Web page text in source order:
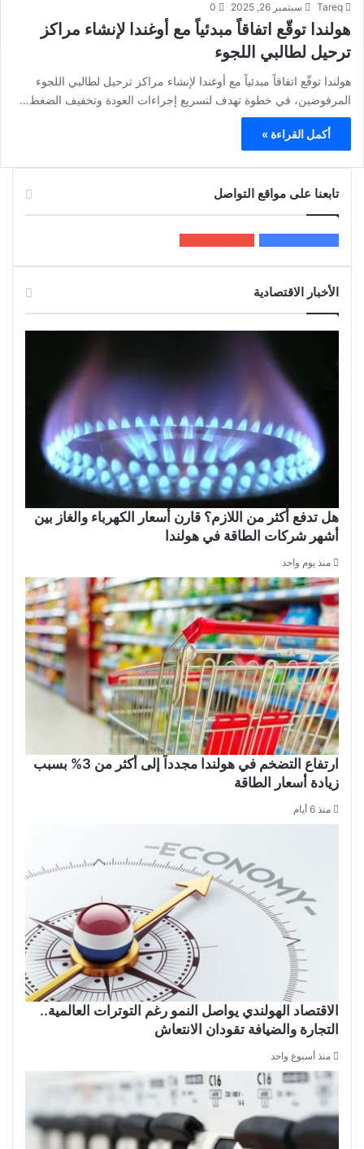
Tareq سبتمبر 26, 2025 0
هولندا توقّع اتفاقاً مبدئياً مع أوغندا لإنشاء مراكز
ترحيل لطالبي اللجوء
هولندا توقّع اتفاقاً مبدئياً مع أوغندا لإنشاء مراكز ترحيل لطالبي اللجوء
المرفوضين، في خطوة تهدف لتسريع إجراءات العودة وتخفيف الضغط…
أكمل القراءة »
تابعنا على مواقع التواصل
الأخبار الاقتصادية
هل تدفع أكثر من اللازم؟ قارن أسعار الكهرباء والغاز بين
أشهر شركات الطاقة في هولندا
منذ يوم واحد
ارتفاع التضخم في هولندا مجدداً إلى أكثر من 3% بسبب
زيادة أسعار الطاقة
منذ 6 أيام
الاقتصاد الهولندي يواصل النمو رغم التوترات العالمية..
التجارة والضيافة تقودان الانتعاش
منذ أسبوع واحد